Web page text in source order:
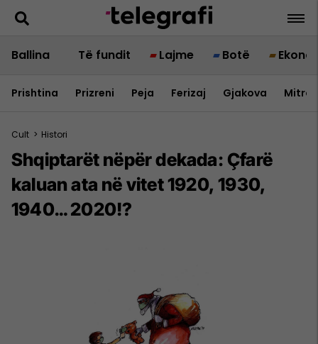
Ballina Të fundit Lajme Botë
Prishtina Prizreni Peja Ferizaj Gjakova
Cult > Histori
Shqiptarët nëpër dekada: Çfarë
kaluan ata në vitet 1920, 1930,
1940… 2020!?